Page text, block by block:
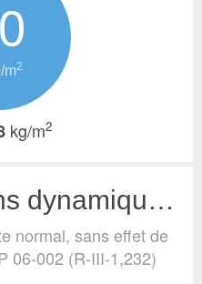
m2
kg/m2
Calcul pressions dynamiques de base (vent)
normal, sans effet de
06-002 (R-III-1,232)